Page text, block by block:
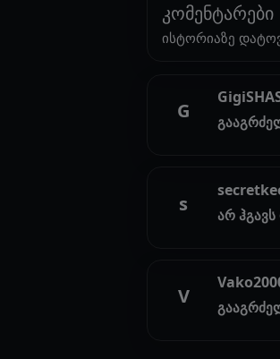
კომენტარები
ისტორიაზე
G
s არ
V